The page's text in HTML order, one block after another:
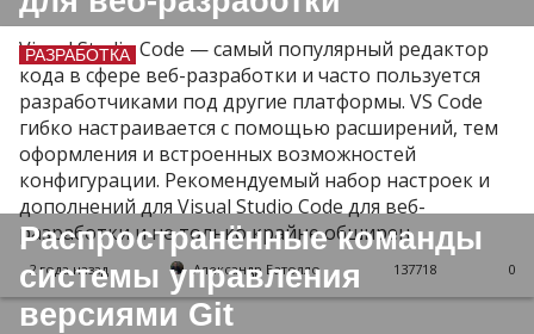
РАЗРАБОТКА
Visual Studio Code — самый популярный редактор
кода в сфере веб-разработки и часто пользуется
разработчиками под другие платформы. VS Code
гибко настраивается с помощью расширений, тем
оформления и встроенных возможностей
конфигурации. Рекомендуемый набор настроек и
дополнений для Visual Studio Code для веб-
разработки и не только крайне обширен.
2 года назад Александр Батолло 137718 0
Распространённые команды
системы управления
версиями Git